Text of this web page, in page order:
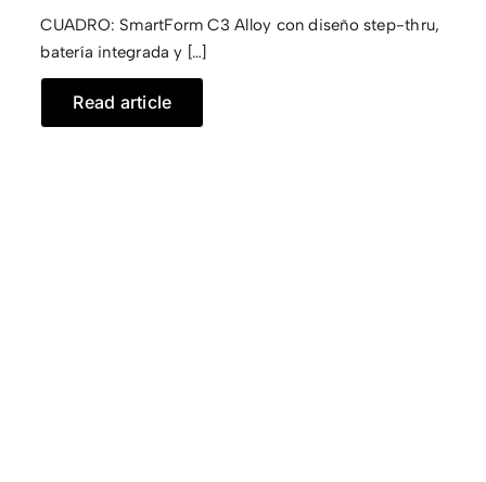
CONTACTO
CUADRO: SmartForm C3 Alloy con diseño step-thru,
batería integrada y […]
Read article